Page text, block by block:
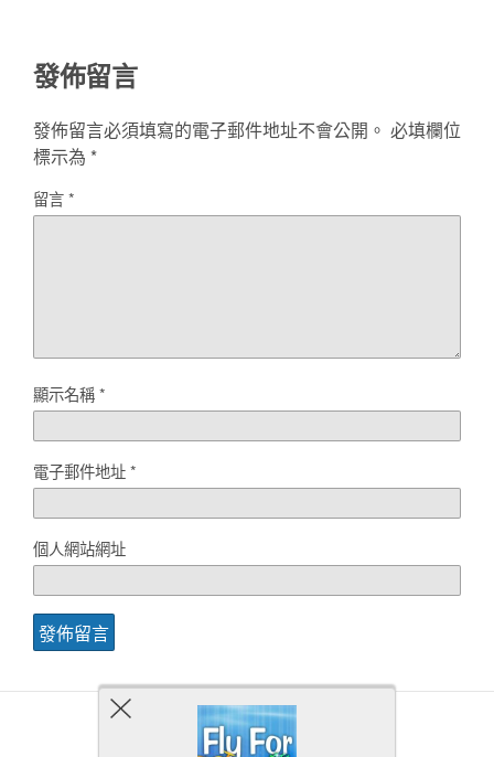
發佈留言
發佈留言必須填寫的電子郵件地址不會公開。 必填欄位
標示為 *
留言*
顯示名稱*
電子郵件地址*
個人網站網址